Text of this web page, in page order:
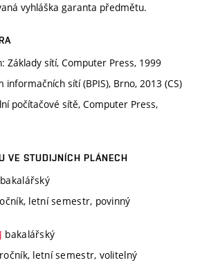
vyhláška garanta předmětu.
Základy sítí, Computer Press, 1999
informačních sítí (BPIS), Brno, 2013 (CS)
počítačové sítě, Computer Press,
VE STUDIJNÍCH PLÁNECH
bakalářský
letní semestr, povinný
bakalářský
letní semestr, volitelný